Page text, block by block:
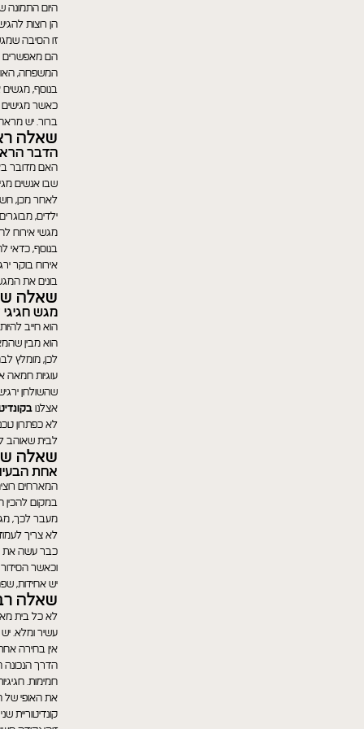
היום התמונה
הן רוצות
זו הסיבה
הם מאפשרים
המשפחה,
בנוסף, מגשים
כאשר מגישים
ברור. יש
שאלה
הדבר
האם מדובר
שבו אנשים
לאחר מכן,
ילדים,
מגשי אירוח
בנוסף, כדאי
אירוח בוקר
בונים את
שאלה
מגש חגיגי
הוא חייב
הוא מבין
לכן, מומלץ
עוגיות חמאה
שהשולחן
אצלנו
לא כפתרון
לבית שאוהב
שאלה
אחת
המארחים
במקום להכין
מעבר לכך,
לא צריך
כבר עשה את
וכאשר
יש אחידות,
שאלה
לא כל בית
עשיר ומלא.
אין בחירה
הדרך הנכונה
חמימות.
את האופי של